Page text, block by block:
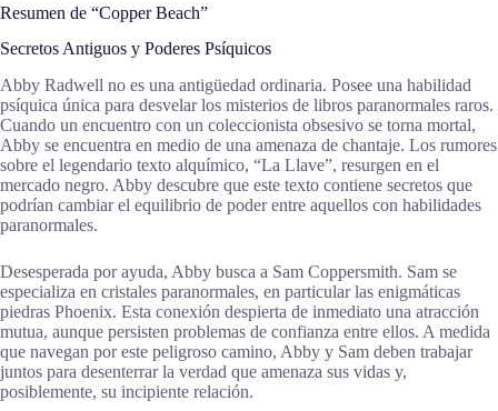
Resumen de “Copper Beach”
Secretos Antiguos y Poderes Psíquicos
Abby Radwell no es una antigüedad ordinaria. Posee una habilidad
psíquica única para desvelar los misterios de libros paranormales raros.
Cuando un encuentro con un coleccionista obsesivo se torna mortal,
Abby se encuentra en medio de una amenaza de chantaje. Los rumores
sobre el legendario texto alquímico, “La Llave”, resurgen en el
mercado negro. Abby descubre que este texto contiene secretos que
podrían cambiar el equilibrio de poder entre aquellos con habilidades
paranormales.
Desesperada por ayuda, Abby busca a Sam Coppersmith. Sam se
especializa en cristales paranormales, en particular las enigmáticas
piedras Phoenix. Esta conexión despierta de inmediato una atracción
mutua, aunque persisten problemas de confianza entre ellos. A medida
que navegan por este peligroso camino, Abby y Sam deben trabajar
juntos para desenterrar la verdad que amenaza sus vidas y,
posiblemente, su incipiente relación.